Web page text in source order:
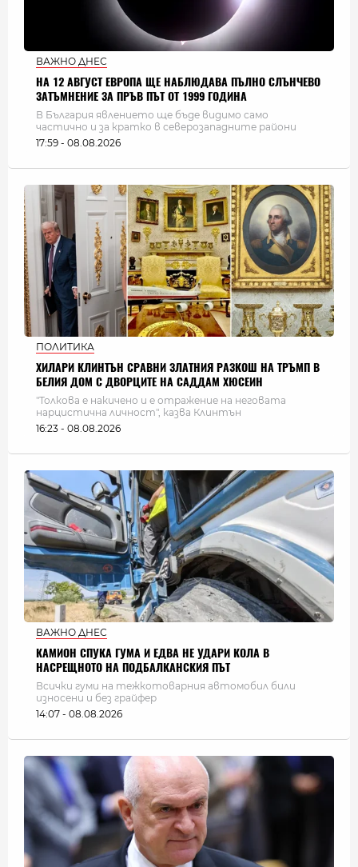
ВАЖНО ДНЕС
НА 12 АВГУСТ ЕВРОПА ЩЕ НАБЛЮДАВА ПЪЛНО СЛЪНЧЕВО
ЗАТЪМНЕНИЕ ЗА ПРЪВ ПЪТ ОТ 1999 ГОДИНА
В България явлението ще бъде видимо само
частично и за кратко в северозападните райони
17:59 - 08.08.2026
ПОЛИТИКА
ХИЛАРИ КЛИНТЪН СРАВНИ ЗЛАТНИЯ РАЗКОШ НА ТРЪМП В
БЕЛИЯ ДОМ С ДВОРЦИТЕ НА САДДАМ ХЮСЕИН
"Толкова е накичено и е отражение на неговата
нарцистична личност", казва Клинтън
16:23 - 08.08.2026
ВАЖНО ДНЕС
КАМИОН СПУКА ГУМА И ЕДВА НЕ УДАРИ КОЛА В
НАСРЕЩНОТО НА ПОДБАЛКАНСКИЯ ПЪТ
Всички гуми на тежкотоварния автомобил били
износени и без грайфер
14:07 - 08.08.2026